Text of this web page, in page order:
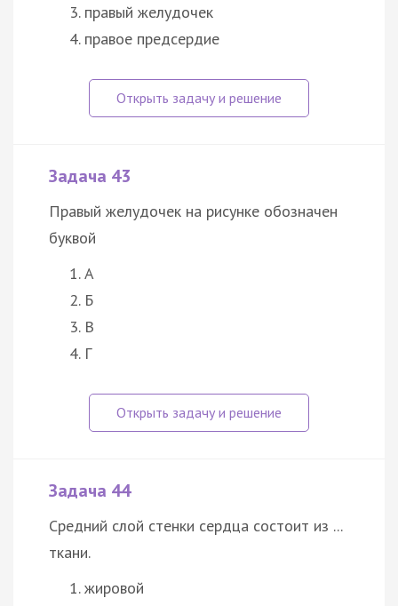
правый желудочек
правое предсердие
Задача 43
Правый желудочек на рисунке обозначен
буквой
А
Б
В
Г
Задача 44
Средний слой стенки сердца состоит из ...
ткани.
жировой